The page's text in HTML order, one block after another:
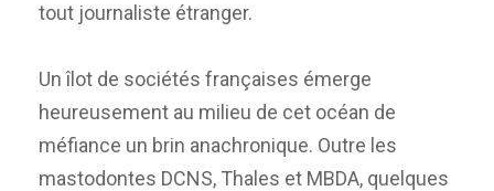
tout journaliste étranger.
Un îlot de sociétés françaises émerge
heureusement au milieu de cet océan de
méfiance un brin anachronique. Outre les
mastodontes DCNS, Thales et MBDA, quelques